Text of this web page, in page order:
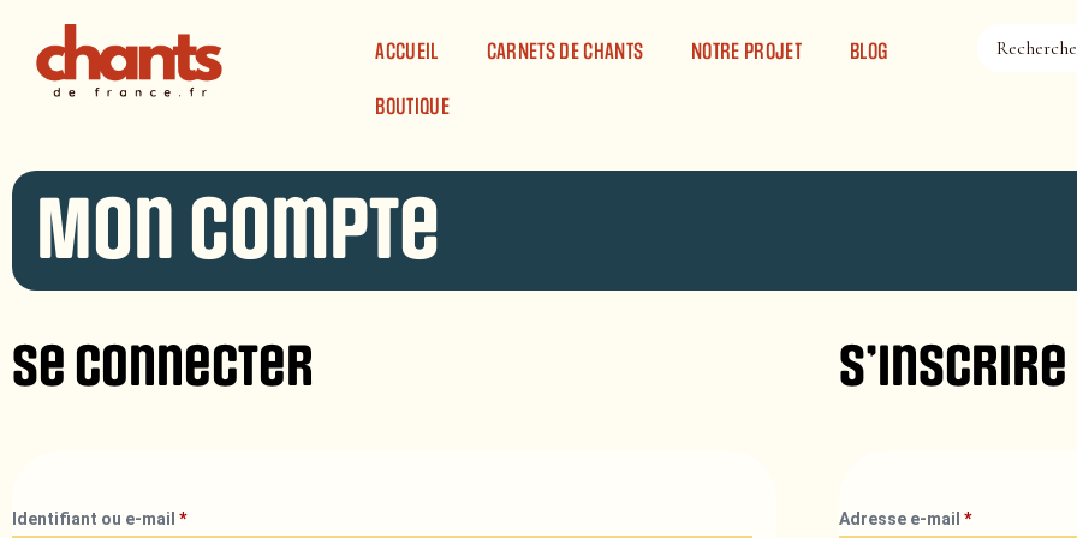
ACCUEIL
CARNETS DE CHANTS NOTRE PROJET BLOG
BOUTIQUE
Mon compte
Se connecter
Identifiant ou e-mail *
S’inscrire
Adresse e-mail*